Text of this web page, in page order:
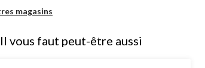
magasins
Il vous faut peut-être aussi